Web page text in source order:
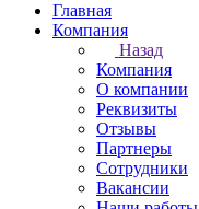
Главная
Компания
Назад
Компания
О компании
Реквизиты
Отзывы
Партнеры
Сотрудники
Вакансии